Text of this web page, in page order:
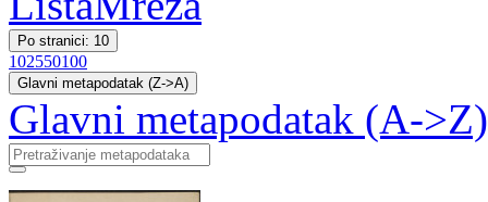
Po stranici: 10
102550100
Glavni metapodatak (Z->A)
Glavni metapodatak (A->Z)